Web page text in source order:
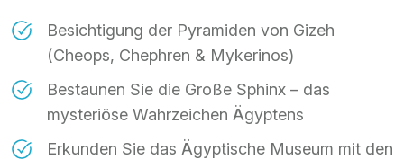
Besichtigung der Pyramiden von Gizeh
(Cheops, Chephren & Mykerinos)
Bestaunen Sie die Große Sphinx – das
mysteriöse Wahrzeichen Ägyptens
Erkunden Sie das Ägyptische Museum mit den